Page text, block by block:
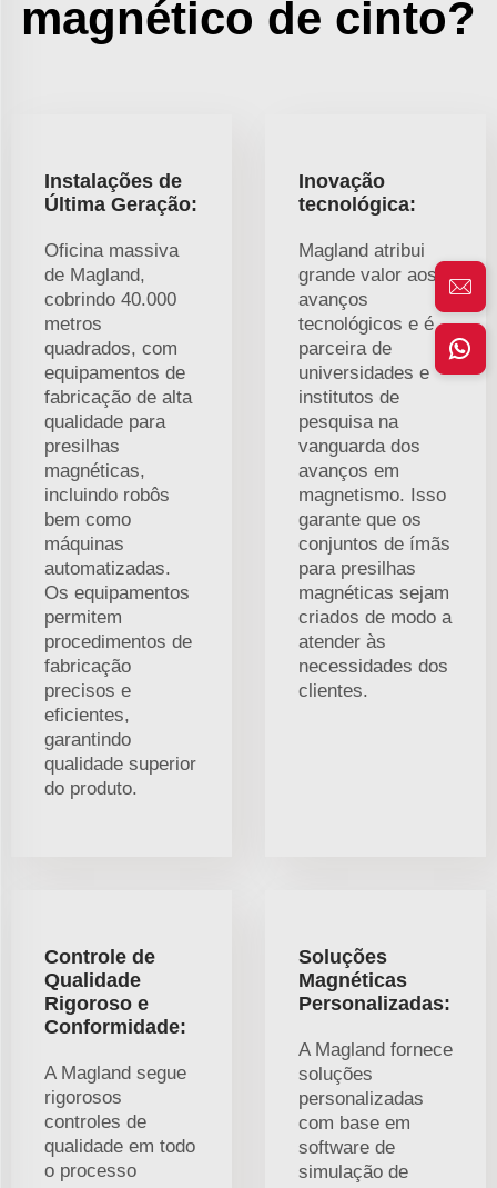
magnético de cinto?
Instalações de
Última Geração:
Oficina massiva
de Magland,
cobrindo 40.000
metros
quadrados, com
equipamentos de
fabricação de alta
qualidade para
presilhas
magnéticas,
incluindo robôs
bem como
máquinas
automatizadas.
Os equipamentos
permitem
procedimentos de
fabricação
precisos e
eficientes,
garantindo
qualidade superior
do produto.
Inovação
tecnológica:
Magland atribui
grande valor aos
avanços
tecnológicos e é
parceira de
universidades e
institutos de
pesquisa na
vanguarda dos
avanços em
magnetismo. Isso
garante que os
conjuntos de ímãs
para presilhas
magnéticas sejam
criados de modo a
atender às
necessidades dos
clientes.
Controle de
Qualidade
Rigoroso e
Conformidade:
A Magland segue
rigorosos
controles de
qualidade em todo
o processo
Soluções
Magnéticas
Personalizadas:
A Magland fornece
soluções
personalizadas
com base em
software de
simulação de